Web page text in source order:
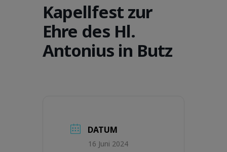
Kapellfest zur
Ehre des Hl.
Antonius in Butz
DATUM
16 Juni 2024